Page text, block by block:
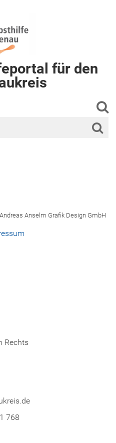
für den
Anselm Grafik Design GmbH
Rechts
768